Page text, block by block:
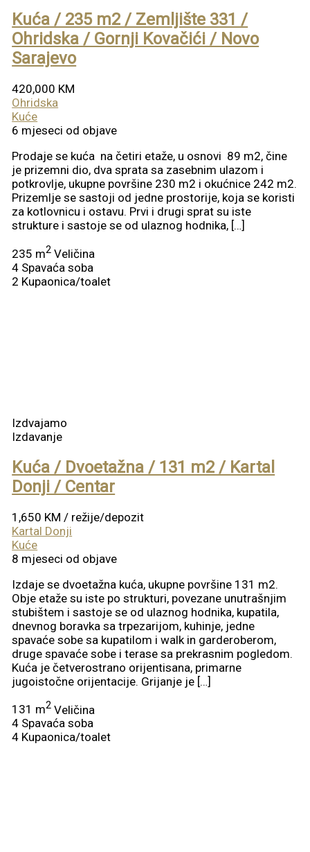
Kuća / 235 m2 / Zemljište 331 /
Ohridska / Gornji Kovačići / Novo
Sarajevo
420,000 KM
Ohridska
Kuće
6 mjeseci od objave
Prodaje se kuća na četiri etaže, u osnovi 89 m2, čine
je prizemni dio, dva sprata sa zasebnim ulazom i
potkrovlje, ukupne površine 230 m2 i okućnice 242 m2.
Prizemlje se sastoji od jedne prostorije, koja se koristi
za kotlovnicu i ostavu. Prvi i drugi sprat su iste
strukture i sastoje se od ulaznog hodnika, […]
235 m2 Veličina
4 Spavaća soba
2 Kupaonica/toalet
Izdvajamo
Izdavanje
Kuća / Dvoetažna / 131 m2 / Kartal
Donji / Centar
1,650 KM / režije/depozit
Kartal Donji
Kuće
8 mjeseci od objave
Izdaje se dvoetažna kuća, ukupne površine 131 m2.
Obje etaže su iste po strukturi, povezane unutrašnjim
stubištem i sastoje se od ulaznog hodnika, kupatila,
dnevnog boravka sa trpezarijom, kuhinje, jedne
spavaće sobe sa kupatilom i walk in garderoberom,
druge spavaće sobe i terase sa prekrasnim pogledom.
Kuća je četverostrano orijentisana, primarne
jugoistočne orijentacije. Grijanje je […]
131 m2 Veličina
4 Spavaća soba
4 Kupaonica/toalet